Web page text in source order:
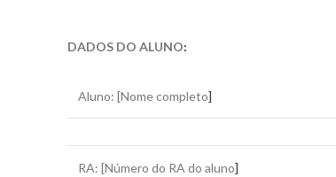
DADOS DO ALUNO:
Aluno: [Nome completo]
RA: [Número do RA do aluno]